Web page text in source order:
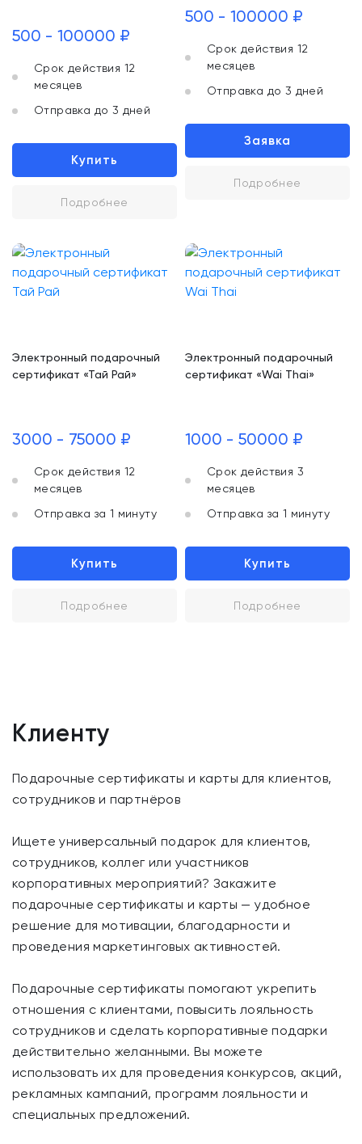
500 - 100000 ₽
Срок действия 12
месяцев
Отправка до 3 дней
Купить
Подробнее
500 - 100000 ₽
Срок действия 12
месяцев
Отправка до 3 дней
Заявка
Подробнее
Электронный подарочный
сертификат «Тай Рай»
3000 - 75000 ₽
Срок действия 12
месяцев
Отправка за 1 минуту
Купить
Подробнее
Электронный подарочный
сертификат «Wai Thai»
1000 - 50000 ₽
Срок действия 3
месяцев
Отправка за 1 минуту
Купить
Подробнее
Клиенту
Подарочные сертификаты и карты для клиентов,
сотрудников и партнёров
Ищете универсальный подарок для клиентов,
сотрудников, коллег или участников
корпоративных мероприятий? Закажите
подарочные сертификаты и карты — удобное
решение для мотивации, благодарности и
проведения маркетинговых активностей.
Подарочные сертификаты помогают укрепить
отношения с клиентами, повысить лояльность
сотрудников и сделать корпоративные подарки
действительно желанными. Вы можете
использовать их для проведения конкурсов, акций,
рекламных кампаний, программ лояльности и
специальных предложений.